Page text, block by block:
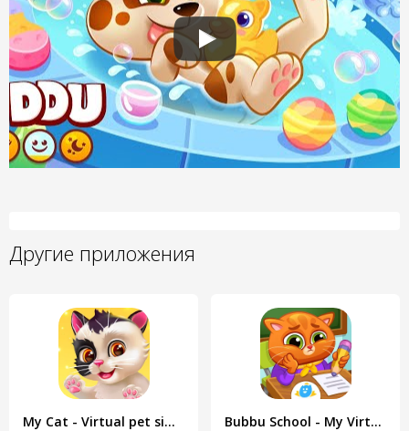
Другие приложения
My Cat - Virtual pet simulator Bubbu School - My Virtual Pets